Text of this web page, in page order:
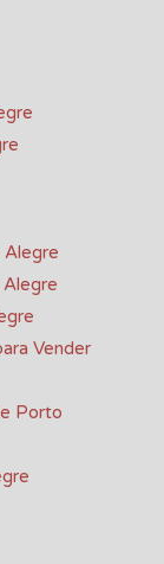
Alegre
Vender
Porto